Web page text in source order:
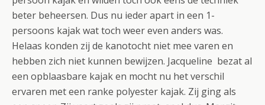
beter beheersen. Dus nu ieder apart in een 1-
persoons kajak wat toch weer even anders was.
Helaas konden zij de kanotocht niet mee varen en
hebben zich niet kunnen bewijzen. Jacqueline bezat al
een opblaasbare kajak en mocht nu het verschil
ervaren met een ranke polyester kajak. Zij ging als